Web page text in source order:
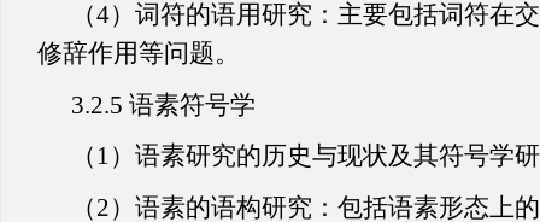
（4）词符的语用研究：主要包括词符在
修辞作用等问题。
3.2.5 语素符号学
（1）语素研究的历史与现状及其符号学
（2）语素的语构研究：包括语素形态上